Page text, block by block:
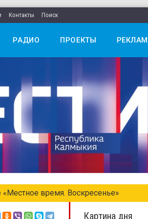
Контакты Поиск
РАДИО ПРОЕКТЫ
время. Воскресенье»
Картина дня